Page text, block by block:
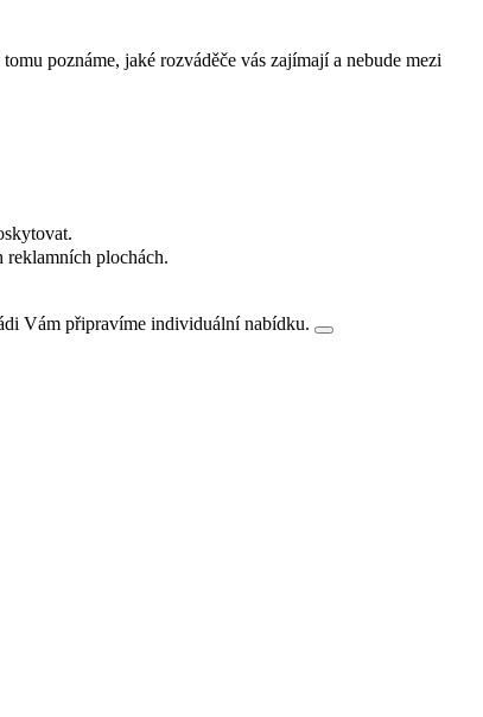
poznáme, jaké rozváděče vás zajímají a nebude mezi
reklamních plochách.
Vám připravíme individuální nabídku.